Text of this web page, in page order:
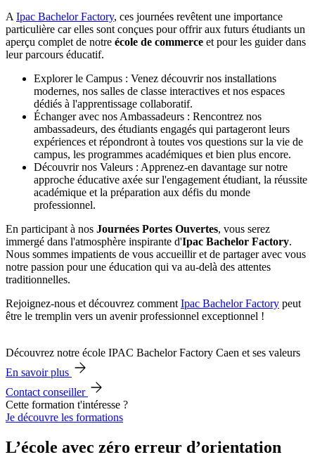
A Ipac Bachelor Factory, ces journées revêtent une importance
particulière car elles sont conçues pour offrir aux futurs étudiants un
aperçu complet de notre école de commerce et pour les guider dans
leur parcours éducatif.
Explorer le Campus : Venez découvrir nos installations
modernes, nos salles de classe interactives et nos espaces
dédiés à l'apprentissage collaboratif.
Échanger avec nos Ambassadeurs : Rencontrez nos
ambassadeurs, des étudiants engagés qui partageront leurs
expériences et répondront à toutes vos questions sur la vie de
campus, les programmes académiques et bien plus encore.
Découvrir nos Valeurs : Apprenez-en davantage sur notre
approche éducative axée sur l'engagement étudiant, la réussite
académique et la préparation aux défis du monde
professionnel.
En participant à nos Journées Portes Ouvertes, vous serez
immergé dans l'atmosphère inspirante d'Ipac Bachelor Factory.
Nous sommes impatients de vous accueillir et de partager avec vous
notre passion pour une éducation qui va au-delà des attentes
traditionnelles.
Rejoignez-nous et découvrez comment Ipac Bachelor Factory peut
être le tremplin vers un avenir professionnel exceptionnel !
Découvrez notre école IPAC Bachelor Factory Caen et ses valeurs
En savoir plus
Contact conseiller
Cette formation t'intéresse ?
Je découvre les formations
L’école avec zéro erreur d’orientation